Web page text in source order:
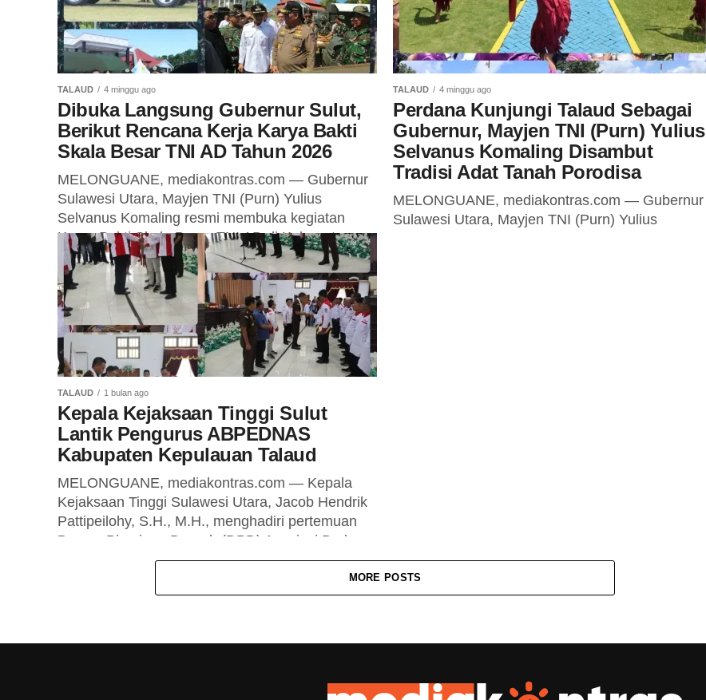
TALAUD 4 minggu ago
Dibuka Langsung Gubernur Sulut,
Berikut Rencana Kerja Karya Bakti
Skala Besar TNI AD Tahun 2026
MELONGUANE, mediakontras.com — Gubernur
Sulawesi Utara, Mayjen TNI (Purn) Yulius
Selvanus Komaling resmi membuka kegiatan
Karya Bakti Skala Besar TNI AD di Kabupaten
Kepulauan Talaud dan...
TALAUD 4 minggu ago
Perdana Kunjungi Talaud Sebagai
Gubernur, Mayjen TNI (Purn) Yulius
Selvanus Komaling Disambut
Tradisi Adat Tanah Porodisa
MELONGUANE, mediakontras.com — Gubernur
Sulawesi Utara, Mayjen TNI (Purn) Yulius
TALAUD 1 bulan ago
Kepala Kejaksaan Tinggi Sulut
Lantik Pengurus ABPEDNAS
Kabupaten Kepulauan Talaud
MELONGUANE, mediakontras.com — Kepala
Kejaksaan Tinggi Sulawesi Utara, Jacob Hendrik
Pattipeilohy, S.H., M.H., menghadiri pertemuan
Dewan Pimpinan Daerah (DPD) Asosiasi Badan
Permusyawaratan Desa Nasional (ABPEDNAS)
MORE POSTS